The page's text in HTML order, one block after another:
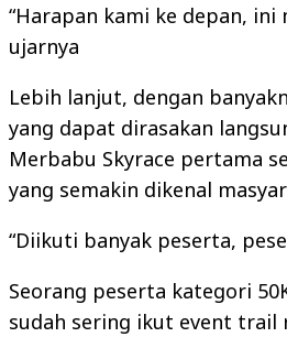
“Harapan kami ke depan,
ujarnya
Lebih lanjut, dengan
yang dapat dirasakan
Merbabu Skyrace pertama
yang semakin dikenal
“Diikuti banyak peserta,
Seorang peserta kategori
sudah sering ikut event trail